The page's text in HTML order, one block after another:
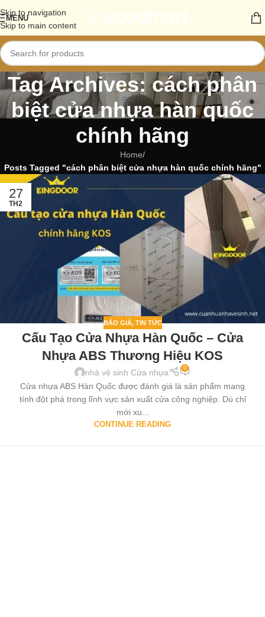
Skip to navigation
Skip to main content
MENU
Tag Archives: cách phân
biệt cửa nhựa hàn quốc
chính hãng
Home/
Posts Tagged "cách phân biệt cửa nhựa hàn quốc chính hãng"
27
TH2
BÁO GIÁ, TIN TỨC
Cấu Tạo Cửa Nhựa Hàn Quốc – Cửa
Nhựa ABS Thương Hiệu KOS
nhà vệ sinh Cửa nhựa 0
Cửa nhựa ABS Hàn Quốc được đánh giá là sản phẩm mang
tính đột phá trong lĩnh vực sản xuất cửa công nghiệp. Dù chỉ
mới xu...
CONTINUE READING